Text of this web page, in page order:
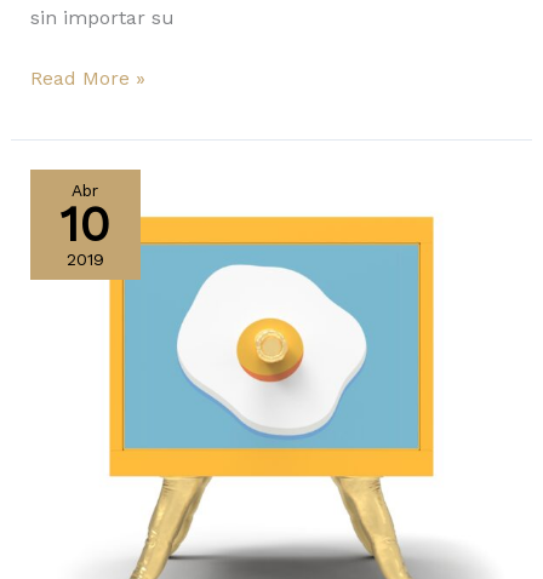
sin importar su
Read More »
Abr
10
2019
Salone
del